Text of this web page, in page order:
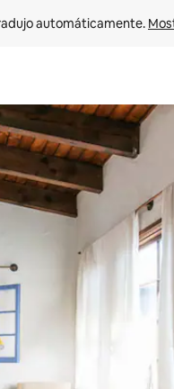
automáticamente.
arriba y hacia abajo o